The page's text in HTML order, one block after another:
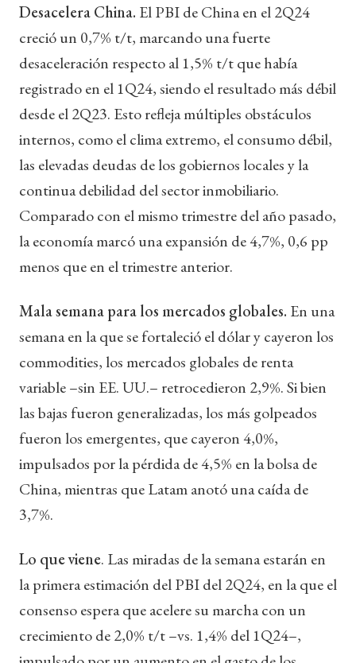
Desacelera China. El PBI de China en el 2Q24
creció un 0,7% t/t, marcando una fuerte
desaceleración respecto al 1,5% t/t que había
registrado en el 1Q24, siendo el resultado más débil
desde el 2Q23. Esto refleja múltiples obstáculos
internos, como el clima extremo, el consumo débil,
las elevadas deudas de los gobiernos locales y la
continua debilidad del sector inmobiliario.
Comparado con el mismo trimestre del año pasado,
la economía marcó una expansión de 4,7%, 0,6 pp
menos que en el trimestre anterior.
Mala semana para los mercados globales. En una
semana en la que se fortaleció el dólar y cayeron los
commodities, los mercados globales de renta
variable –sin EE. UU.– retrocedieron 2,9%. Si bien
las bajas fueron generalizadas, los más golpeados
fueron los emergentes, que cayeron 4,0%,
impulsados por la pérdida de 4,5% en la bolsa de
China, mientras que Latam anotó una caída de
3,7%.
Lo que viene. Las miradas de la semana estarán en
la primera estimación del PBI del 2Q24, en la que el
consenso espera que acelere su marcha con un
crecimiento de 2,0% t/t –vs. 1,4% del 1Q24–,